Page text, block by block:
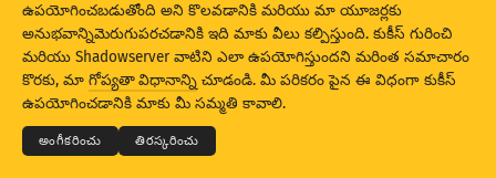
నవీకరణ రీసెట్
PNG గా డౌన్‌లోడ్ చేయండి
© 2026THE SHADOWSERVER FOUNDATION
గోప్యత మరియు షరతులు
మమ్మల్ని సంప్రదించండి: క్రెడిట్స్
ఉపయోగించబడుతోంది అని కొలవడానికి మరియు మా యూజర్లకు
అనుభవాన్నిమెరుగుపరచడానికి ఇది మాకు వీలు కల్పిస్తుంది. కుకీస్ గురించి
మరియు Shadowserver వాటిని ఎలా ఉపయోగిస్తుందని మరింత సమాచారం
కొరకు, మా గోప్యతా విధానాన్ని చూడండి. మీ పరికరం పైన ఈ విధంగా కుకీస్
ఉపయోగించడానికి మాకు మీ సమ్మతి కావాలి.
అంగీకరించు తిరస్కరించు